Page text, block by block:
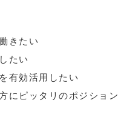
きたい
たい
有効活用したい
にピッタリのポジション